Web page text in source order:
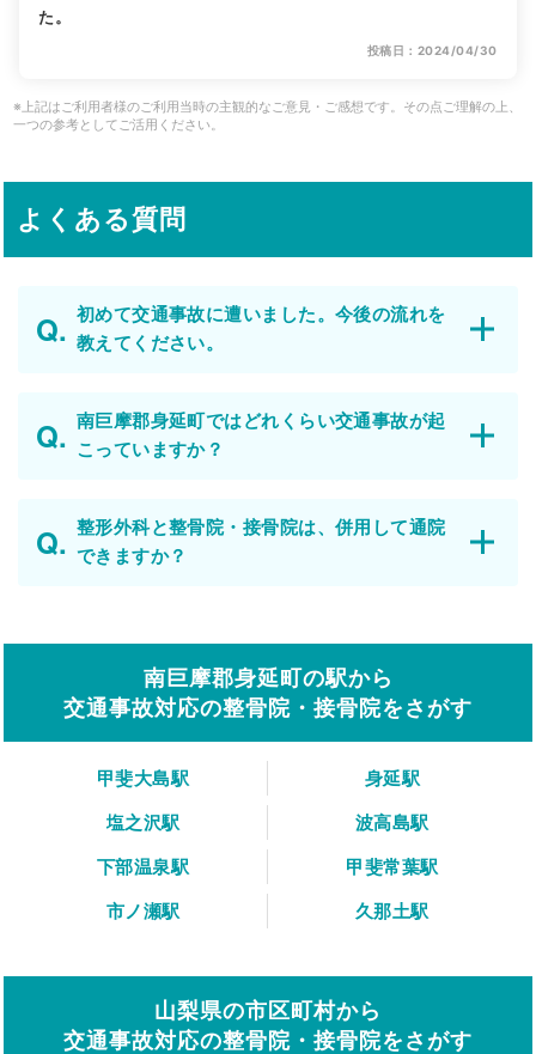
た。
投稿日：2024/04/30
※上記はご利用者様のご利用当時の主観的なご意見・ご感想です。その点ご理解の上、
一つの参考としてご活用ください。
よくある質問
初めて交通事故に遭いました。今後の流れを
教えてください。
南巨摩郡身延町ではどれくらい交通事故が起
こっていますか？
整形外科と整骨院・接骨院は、併用して通院
できますか？
南巨摩郡身延町の駅から
交通事故対応の整骨院・接骨院をさがす
甲斐大島駅
身延駅
塩之沢駅
波高島駅
下部温泉駅
甲斐常葉駅
市ノ瀬駅
久那土駅
山梨県の市区町村から
交通事故対応の整骨院・接骨院をさがす